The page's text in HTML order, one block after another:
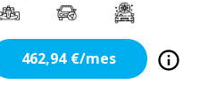
462,94 €/mes